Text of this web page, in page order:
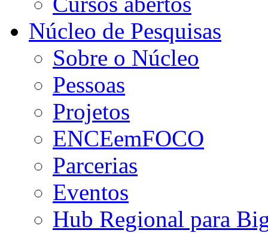
Núcleo de Pesquisas
Sobre o Núcleo
Pessoas
Projetos
ENCEemFOCO
Parcerias
Eventos
Hub Regional para